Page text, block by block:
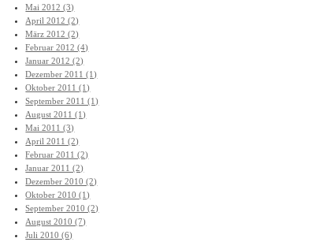
Mai 2012 (3)
April 2012 (2)
März 2012 (2)
Februar 2012 (4)
Januar 2012 (2)
Dezember 2011 (1)
Oktober 2011 (1)
September 2011 (1)
August 2011 (1)
Mai 2011 (3)
April 2011 (2)
Februar 2011 (2)
Januar 2011 (2)
Dezember 2010 (2)
Oktober 2010 (1)
September 2010 (2)
August 2010 (7)
Juli 2010 (6)